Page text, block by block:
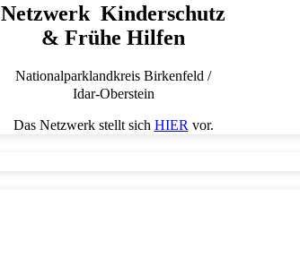
Netzwerk Kinderschutz
& Frühe Hilfen
Nationalparklandkreis Birkenfeld /
Idar-Oberstein
Das Netzwerk stellt sich HIERvor.